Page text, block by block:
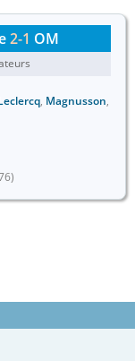
2-1 OM
, Magnusson,